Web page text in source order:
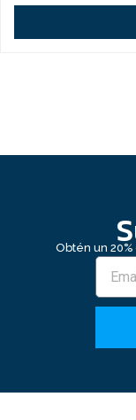
Obtén un